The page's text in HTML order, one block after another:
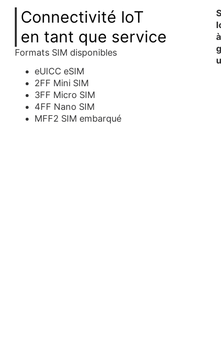
Connectivité IoT
en tant que service
Formats SIM disponibles
eUICC eSIM
2FF Mini SIM
3FF Micro SIM
4FF Nano SIM
MFF2 SIM embarqué
à